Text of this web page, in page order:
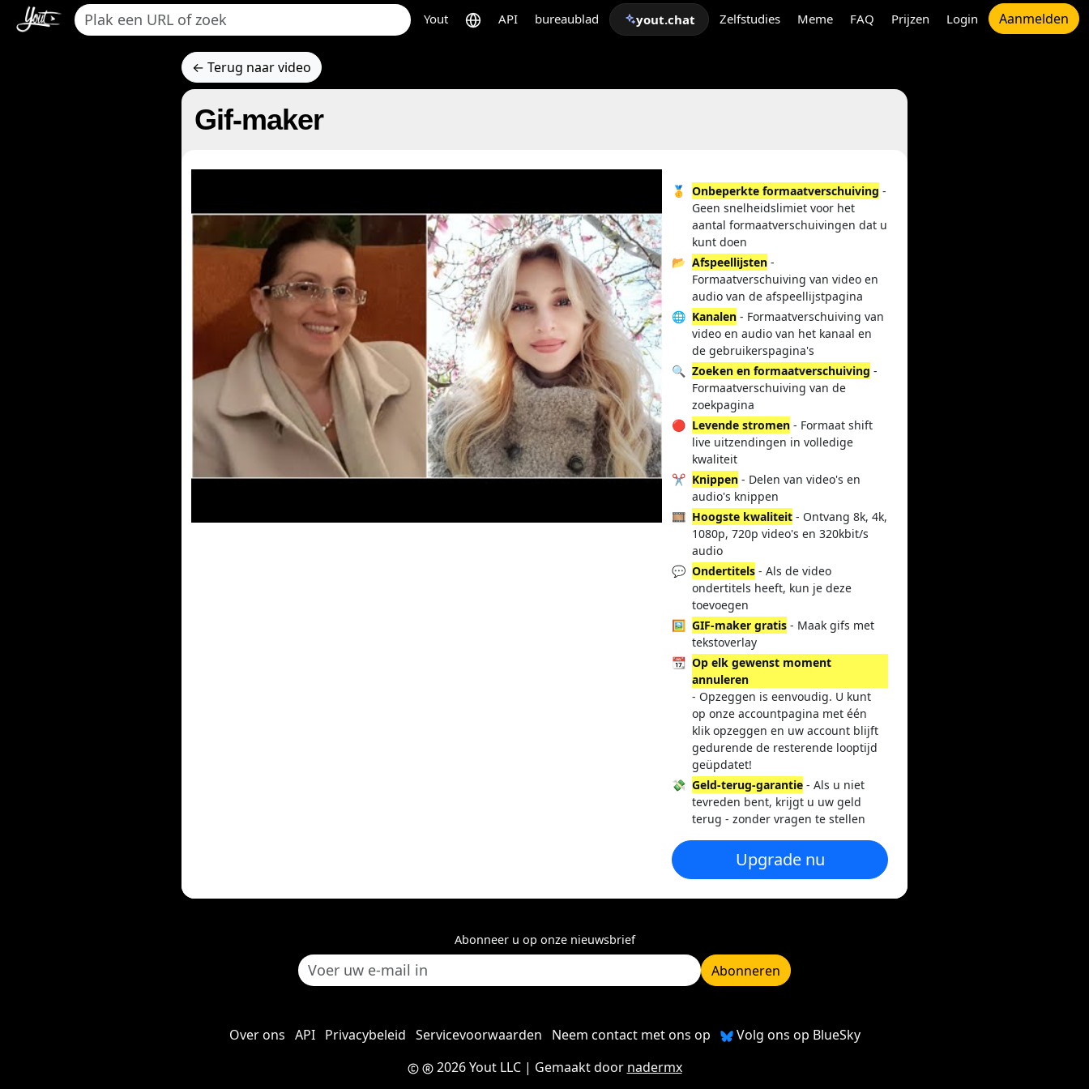
Yout API bureaublad yout.chat Zelfstudies Meme FAQ Prijzen Login Aanmelden
← Terug naar video
Gif-maker
🥇 Onbeperkte formaatverschuiving -
Geen snelheidslimiet voor het
aantal formaatverschuivingen dat u
kunt doen
📂 Afspeellijsten -
Formaatverschuiving van video en
audio van de afspeellijstpagina
🌐 Kanalen - Formaatverschuiving van
video en audio van het kanaal en
de gebruikerspagina's
🔍 Zoeken en formaatverschuiving -
Formaatverschuiving van de
zoekpagina
🔴 Levende stromen - Formaat shift
live uitzendingen in volledige
kwaliteit
✂️ Knippen - Delen van video's en
audio's knippen
🎞️ Hoogste kwaliteit - Ontvang 8k, 4k,
1080p, 720p video's en 320kbit/s
audio
💬 Ondertitels - Als de video
ondertitels heeft, kun je deze
toevoegen
🖼️ GIF-maker gratis - Maak gifs met
tekstoverlay
📆 Op elk gewenst moment
annuleren
- Opzeggen is eenvoudig. U kunt
op onze accountpagina met één
klik opzeggen en uw account blijft
gedurende de resterende looptijd
geüpdatet!
💸 Geld-terug-garantie - Als u niet
tevreden bent, krijgt u uw geld
terug - zonder vragen te stellen
Upgrade nu
Abonneer u op onze nieuwsbrief
Abonneren
Over ons API Privacybeleid Servicevoorwaarden Neem contact met ons op
Volg ons op BlueSky
2026 Yout LLC| Gemaakt door nadermx